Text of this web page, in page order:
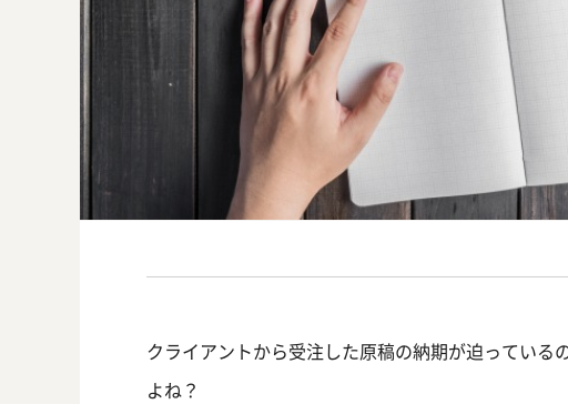
クライアントから受注した原稿の納期が迫ってい
よね？